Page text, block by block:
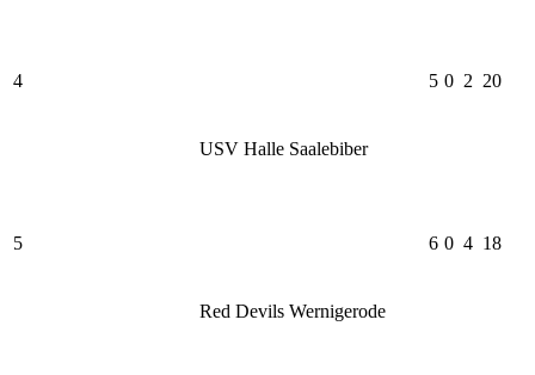
4
USV Halle Saalebiber
5 0 2 20
5
Red Devils Wernigerode
6 0 4 18